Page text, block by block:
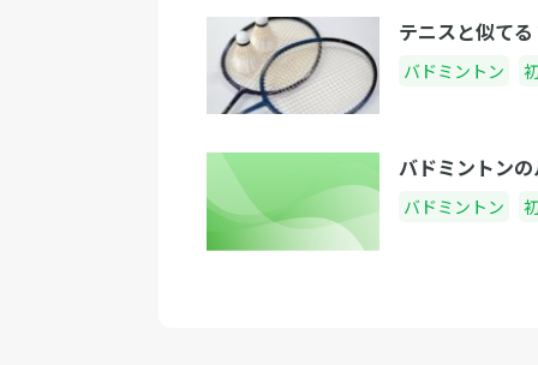
テニスと似て
バドミントン
バドミントン
バドミントン